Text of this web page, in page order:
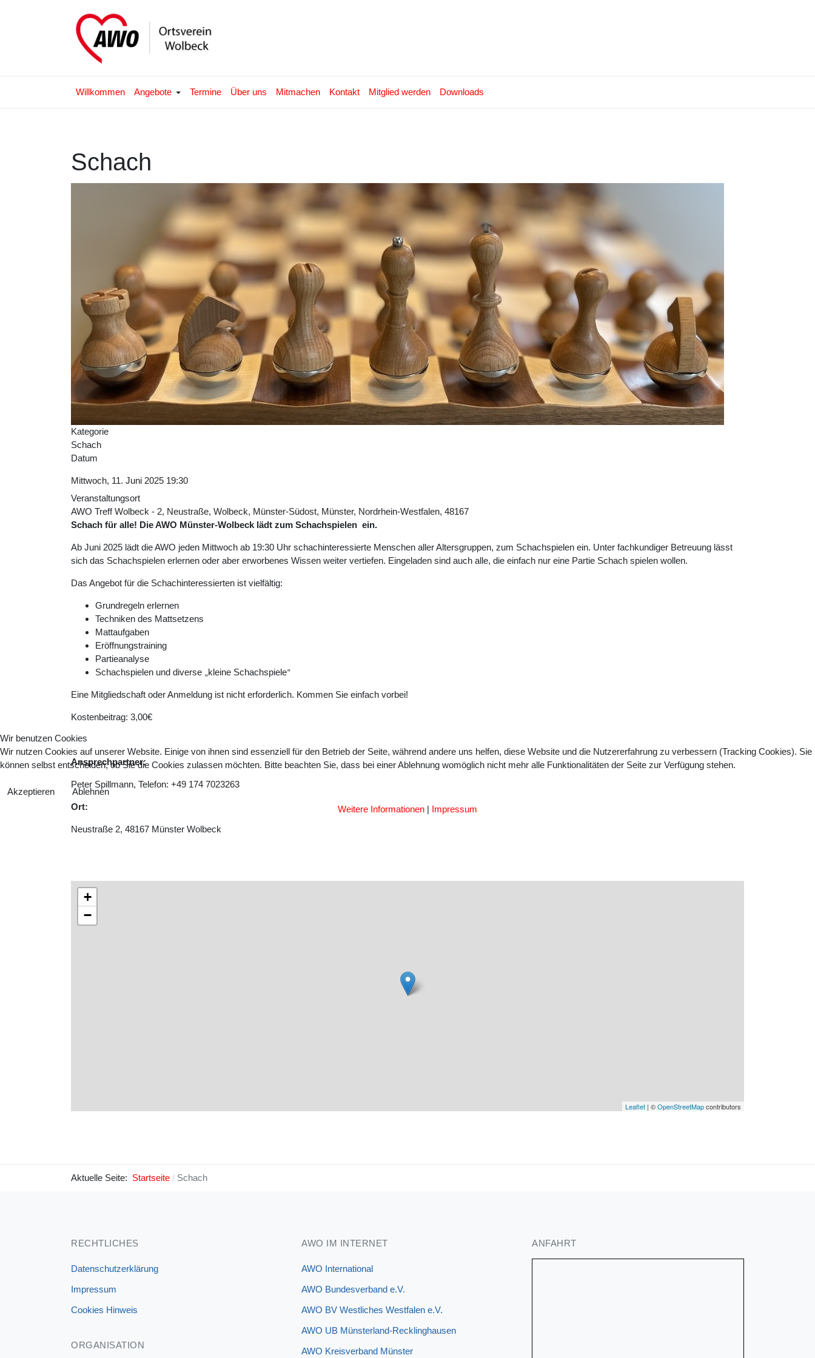
Willkommen Angebote Termine Über uns Mitmachen Kontakt Mitglied werden Downloads
Schach
Kategorie
Schach
Datum
Mittwoch, 11. Juni 2025 19:30
Veranstaltungsort
AWO Treff Wolbeck - 2, Neustraße, Wolbeck, Münster-Südost, Münster, Nordrhein-Westfalen, 48167
Schach für alle! Die AWO Münster-Wolbeck lädt zum Schachspielen ein.
Ab Juni 2025 lädt die AWO jeden Mittwoch ab 19:30 Uhr schachinteressierte Menschen aller Altersgruppen, zum Schachspielen ein. Unter fachkundiger Betreuung lässt
sich das Schachspielen erlernen oder aber erworbenes Wissen weiter vertiefen. Eingeladen sind auch alle, die einfach nur eine Partie Schach spielen wollen.
Das Angebot für die Schachinteressierten ist vielfältig:
Grundregeln erlernen
Techniken des Mattsetzens
Mattaufgaben
Eröffnungstraining
Partieanalyse
Schachspielen und diverse „kleine Schachspiele“
Eine Mitgliedschaft oder Anmeldung ist nicht erforderlich. Kommen Sie einfach vorbei!
Kostenbeitrag: 3,00€
Ansprechpartner:
Peter Spillmann, Telefon: +49 174 7023263
Ort:
Neustraße 2, 48167 Münster Wolbeck
+
−
Leaflet | ©OpenStreetMapcontributors
Aktuelle Seite: Startseite Schach
RECHTLICHES
Datenschutzerklärung
Impressum
Cookies Hinweis
ORGANISATION
AWO IM INTERNET
AWO International
AWO Bundesverband e.V.
AWO BV Westliches Westfalen e.V.
AWO UB Münsterland-Recklinghausen
AWO Kreisverband Münster
ANFAHRT
Wir benutzen Cookies
Wir nutzen Cookies auf unserer Website. Einige von ihnen sind essenziell für den Betrieb der Seite, während andere uns helfen, diese Website und die Nutzererfahrung zu verbessern (Tracking Cookies). Sie
können selbst entscheiden, ob Sie die Cookies zulassen möchten. Bitte beachten Sie, dass bei einer Ablehnung womöglich nicht mehr alle Funktionalitäten der Seite zur Verfügung stehen.
Akzeptieren
Ablehnen
Weitere Informationen | Impressum